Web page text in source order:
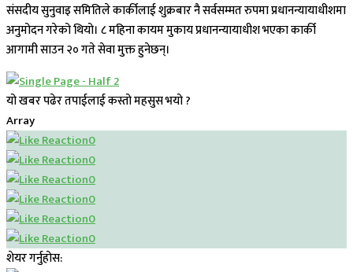
संसदीय सुनुवाइ समितिले कार्कीलाई शुक्रबार नै सर्वसम्मत रुपमा प्रधानन्यायाधीशमा
अनुमोदन गरेको थियो। ८ महिना कायम मुकाय प्रधानन्यायाधीश भएका कार्की
आगामी साउन २० गते सेवा मुक्त हुनेछन्।
यो खबर पढेर तपाईलाई कस्तो महसुस भयो ?
Array
0
0
0
0
0
0
शेयर गर्नुहोस: